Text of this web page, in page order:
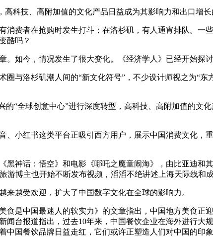
科技、高附加值的文化产品日益成为其影响力和出口增长
者在抢购时发生打斗；在洛杉矶，有人通宵排队。一些
酷吗？
今，情况发生了很大变化。《经济学人》已经开始探讨
洛杉矶潮人间的“新文化符号”，不少设计师视之为“东
全球创意中心”进行深度转型，高科技、高附加值的文
红书这类平台正吸引西方用户，展示中国消费文化，
话：悟空》和电影《哪吒之魔童闹海》，由比亚迪和
博主也开始不断发布视频，滔滔不绝讲述上海天际线和成
越受欢迎，扩大了中国数字文化在全球的影响力。
中国最迷人的软实力》的文章指出，中国地方美食正
台报道指出，过去10年来，中国餐饮企业在海外进行大
国餐饮品牌日益走红，它们或许正塑造人们对中国的印